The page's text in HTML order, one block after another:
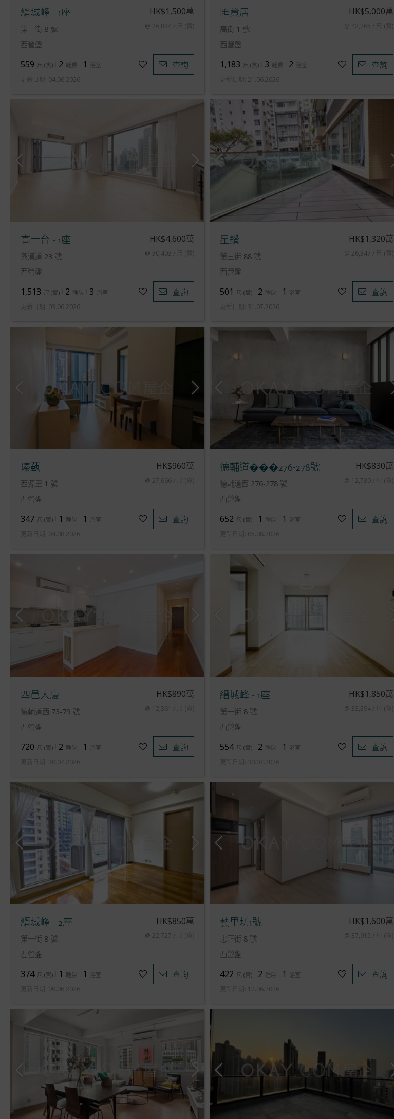
縉城峰 - 1座
第一街 8 號
西營盤
HK$1,500萬
@ 26,834 / 尺 (實)
559 尺 (實) 2 睡房 1 浴室 查詢
04.06.2026
匯賢居
高街 1 號
西營盤
HK$5,000萬
@ 42,265 / 尺 (實)
1,183 尺 (實) 3 睡房 2 浴室 查詢
21.06.2026
高士台 - 1座
興漢道 23 號
西營盤
HK$4,600萬
@ 30,403 / 尺 (實)
1,513 尺 (實) 2 睡房 3 浴室 查詢
03.06.2026
星鑽
第三街 88 號
西營盤
HK$1,320萬
@ 26,347 / 尺 (實)
501 尺 (實) 2 睡房 1 浴室 查詢
31.07.2026
瑧蓺
西源里 1 號
西營盤
HK$960萬
@ 27,666 / 尺 (實)
347 尺 (實) 1 睡房 1 浴室 查詢
04.08.2026
德輔道���276-278號
德輔道西 276-278 號
西營盤
HK$830萬
@ 12,730 / 尺 (實)
652 尺 (實) 1 睡房 1 浴室 查詢
05.08.2026
四邑大廈
德輔道西 73-79 號
西營盤
HK$890萬
@ 12,361 / 尺 (實)
720 尺 (實) 2 睡房 1 浴室 查詢
30.07.2026
縉城峰 - 1座
第一街 8 號
西營盤
HK$1,850萬
@ 33,394 / 尺 (實)
554 尺 (實) 2 睡房 1 浴室 查詢
30.07.2026
縉城峰 - 2座
第一街 8 號
西營盤
HK$850萬
@ 22,727 / 尺 (實)
374 尺 (實) 1 睡房 1 浴室 查詢
09.06.2026
藝里坊1號
忠正街 8 號
西營盤
HK$1,600萬
@ 37,915 / 尺 (實)
422 尺 (實) 2 睡房 1 浴室 查詢
12.06.2026